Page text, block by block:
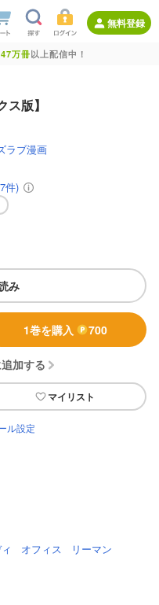
無料登録
万冊以上配信中！
版】
ラブ漫画
件)
み
1巻を購入 700
加する
マイリスト
ル設定
オフィス
リーマン